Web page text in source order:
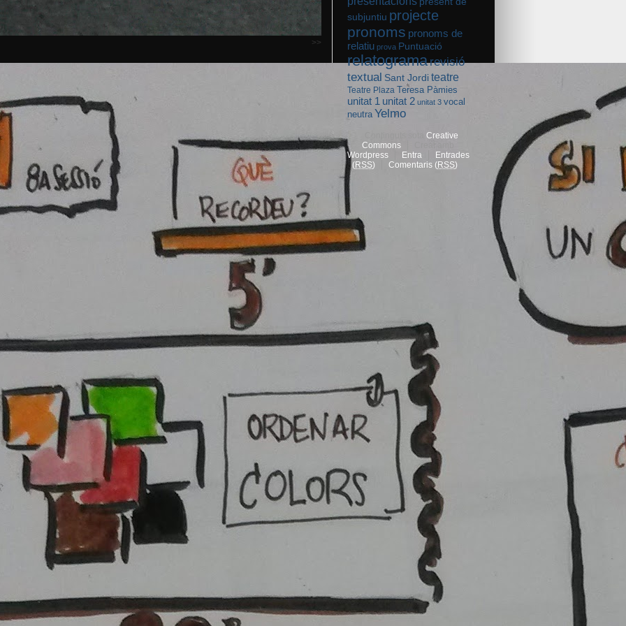
>>
subjuntiu projecte
pronoms pronoms de
relatiu prova Puntuació
relatogramarevisió
textual Sant Jordi teatre
Teatre Plaza Teresa Pàmies
unitat 1 unitat 2 unitat 3 vocal
neutra Yelmo
Creative
Commons
Wordpress
Entra
Entrades
(RSS) Comentaris (RSS)